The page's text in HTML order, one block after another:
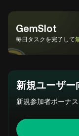
GemSlot
毎日タスクを完了して
新規ユーザー
新規参加者ボーナ